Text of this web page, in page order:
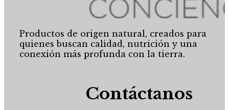
Productos de origen natural, creados para
quienes buscan calidad, nutrición y una
conexión más profunda con la tierra.
Contáctanos